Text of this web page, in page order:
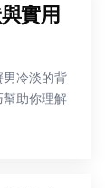
實用
男冷淡的背
幫助你理解